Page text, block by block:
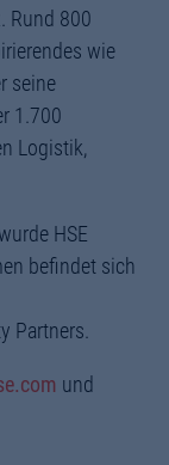
Rund 800
wie
seine
1.700
Logistik,
HSE
befindet sich
Partners.
und